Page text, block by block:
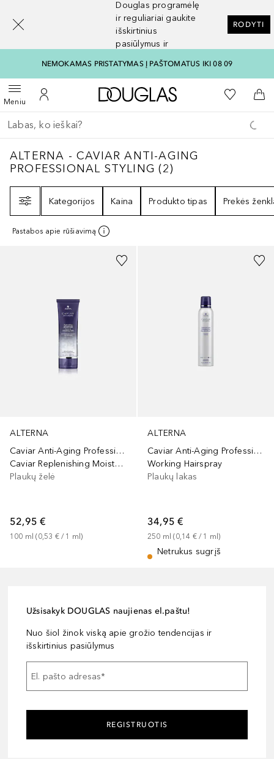
Douglas programėlę
ir reguliariai gaukite
išskirtinius
pasiūlymus ir
RODYTI
NEMOKAMAS PRISTATYMAS Į PAŠTOMATUS IKI 08 09
MeniuAtidaryti meniuĮ mano paskyrą
Į Douglas pagrindinį
Į mano
Į
Grįžk atgal
Vykdykite paiešką
ALTERNA - CAVIAR ANTI-AGING
ALTERNA - CAVIAR ANTI-AGING
PROFESSIONAL STYLING (2)
Kategorijos
Kaina Produkto tipas Prekės
Pastabos apie rūšiavimą
ALTERNA
Caviar Anti-Aging Professional Styling
Caviar Replenishing Moisture Leave-In Smoothing Gelee
Plaukų želė
52,95 €
100 ml (0,53 € / 1 ml)
ALTERNA
Caviar Anti-Aging Professional Styling
Working Hairspray
Plaukų lakas
34,95 €
250 ml (0,14 € / 1 ml)
Netrukus sugrįš
Užsisakyk DOUGLAS naujienas el.paštu!
Nuo šiol žinok viską apie grožio tendencijas ir
išskirtinius pasiūlymus
El. pašto adresas*
REGISTRUOTIS
[navigation.slideout.screenreader]